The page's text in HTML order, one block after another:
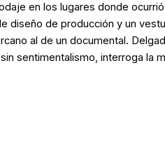
en los lugares donde ocurrió
diseño de producción y un
al de un documental.
sentimentalismo, interroga la